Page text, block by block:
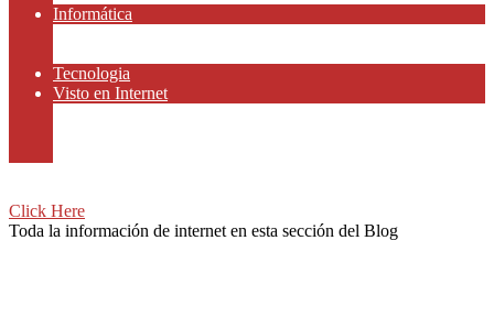
Informática
Tecnologia
Visto en Internet
Click Here
Toda la información de internet en esta sección del Blog